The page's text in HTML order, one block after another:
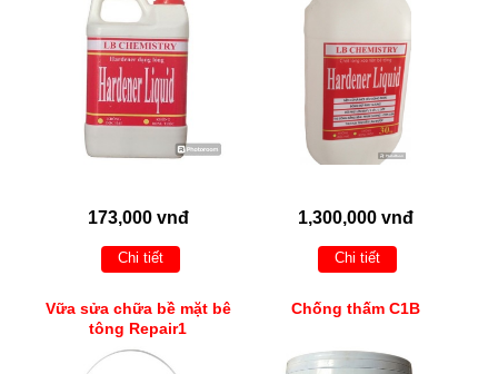
173,000 vnđ
Chi tiết
1,300,000 vnđ
Chi tiết
Vữa sửa chữa bề mặt bê
tông Repair1
Chống thấm C1B